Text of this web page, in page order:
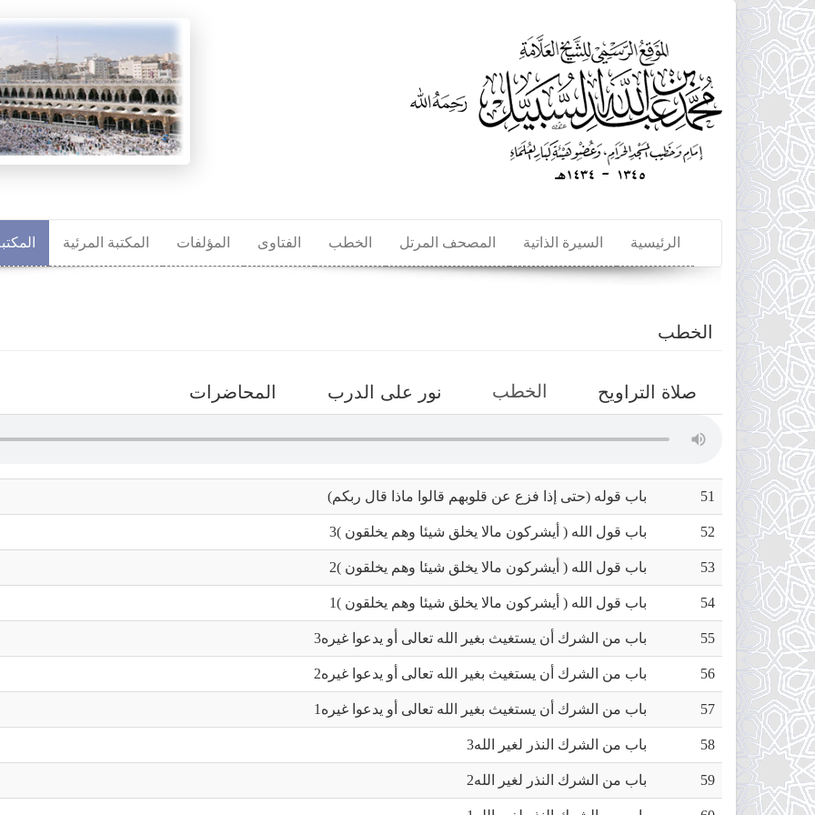
تجاوز
إلى
المحتوى
الرئيسي
الرئيسية السيرة الذاتية المصحف المرتل الخطب الفتاوى المؤلفات المكتبة المرئية
الخطب
التبويبات
الأساسية
صلاة التراويح الخطب
التبويب
النشطة)
نور على الدرب المحاضرات
51 باب قوله (حتى إذا فزع عن قلوبهم قالوا ماذا قال ربكم)
52 باب قول الله ( أيشركون مالا يخلق شيئا وهم يخلقون )3
53 باب قول الله ( أيشركون مالا يخلق شيئا وهم يخلقون )2
54 باب قول الله ( أيشركون مالا يخلق شيئا وهم يخلقون )1
55 باب من الشرك أن يستغيث بغير الله تعالى أو يدعوا غيره3
56 باب من الشرك أن يستغيث بغير الله تعالى أو يدعوا غيره2
57 باب من الشرك أن يستغيث بغير الله تعالى أو يدعوا غيره1
58 باب من الشرك النذر لغير الله3
59 باب من الشرك النذر لغير الله2